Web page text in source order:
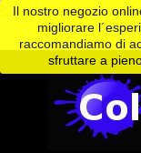
Il nostro negozio
migliorare
raccomandiamo di
sfruttare a